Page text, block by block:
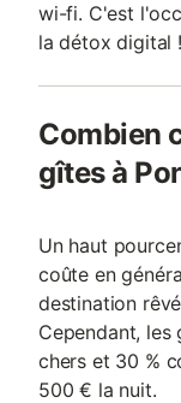
wi-fi. C'est
la détox digital !
Combien
gîtes à
Un haut
coûte en
destination
Cependant,
chers et 30 %
500 € la nuit.